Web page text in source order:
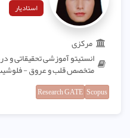
استادیار
مرکزی
انستیتو آموزشی تحقیقاتی و
متخصص قلب و عروق -
Scopus
Research GATE